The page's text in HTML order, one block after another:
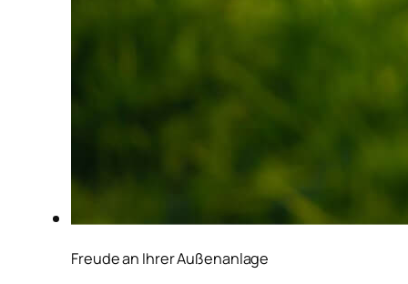
Freude an Ihrer Außenanlage